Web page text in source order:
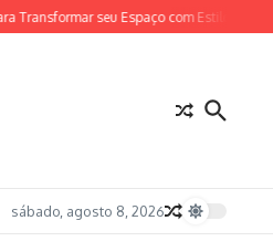
seu Espaço com Estilo e Economia
sábado, agosto 8, 2026